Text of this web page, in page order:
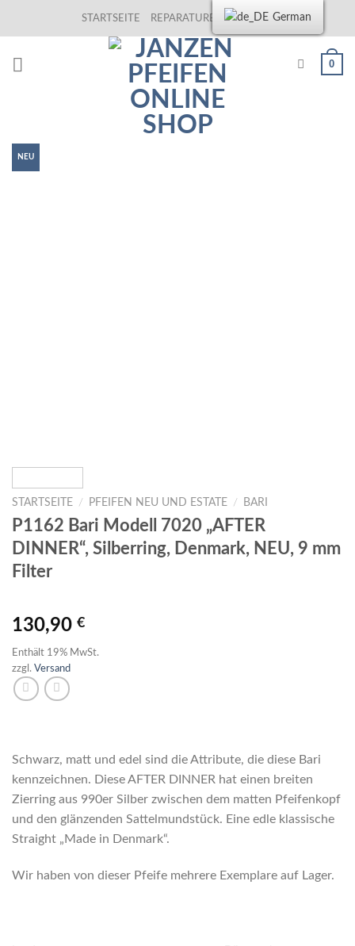
STARTSEITE REPARATUREN KONTAKT
0
NEU
STARTSEITE / PFEIFEN NEU UND ESTATE / BARI
P1162 Bari Modell 7020 „AFTER
DINNER“, Silberring, Denmark, NEU, 9 mm
Filter
130,90 €
Enthält 19% MwSt.
zzgl. Versand
Schwarz, matt und edel sind die Attribute, die diese Bari
kennzeichnen. Diese AFTER DINNER hat einen breiten
Zierring aus 990er Silber zwischen dem matten Pfeifenkopf
und den glänzenden Sattelmundstück. Eine edle klassische
Straight „Made in Denmark“.
Wir haben von dieser Pfeife mehrere Exemplare auf Lager.
German